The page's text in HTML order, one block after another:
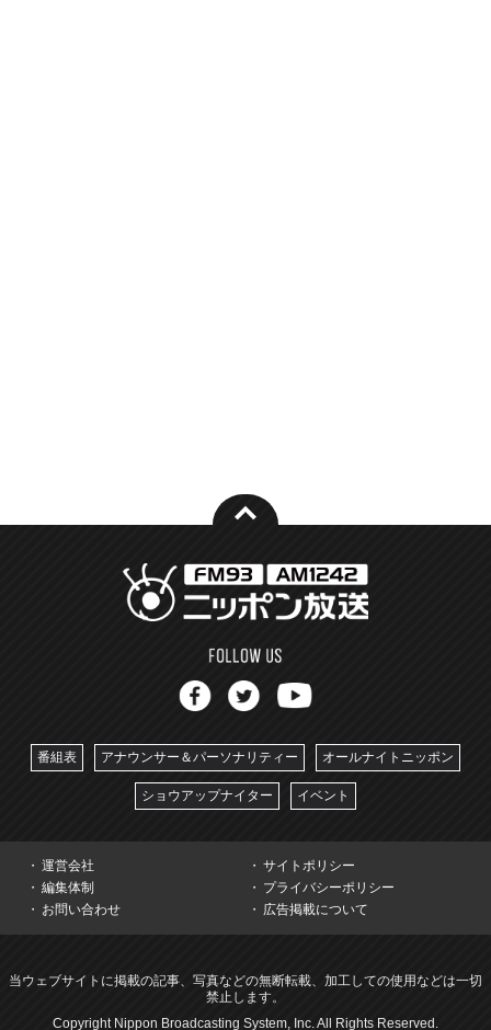
番組表 アナウンサー＆パーソナリティー オールナイトニッポン
ショウアップナイター イベント
運営会社
サイトポリシー
編集体制
プライバシーポリシー
お問い合わせ
広告掲載について
当ウェブサイトに掲載の記事、写真などの無断転載、加工しての使用などは一切
禁止します。
Copyright Nippon Broadcasting System, Inc. All Rights Reserved.